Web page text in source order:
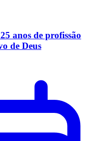
anos de profissão
de Deus